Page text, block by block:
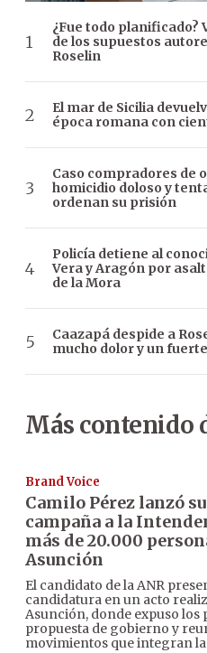
¿Fue todo planificado?
de los supuestos
Roselin
El mar de Sicilia
época romana con
Caso compradores de
homicidio doloso y
ordenan su prisión
Policía detiene al
Vera y Aragón por
de la Mora
Caazapá despide a
mucho dolor y un
Más contenido
Brand Voice
Camilo Pérez lanzó su
campaña a la
más de 20.000
Asunción
El candidato de la ANR
candidatura en un acto
Asunción, donde expuso los
propuesta de gobierno y
movimientos que integran la